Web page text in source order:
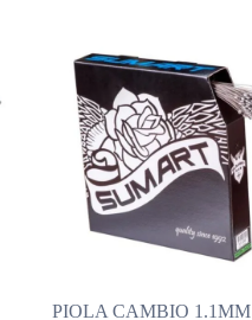
PIOLA CAMBIO 1.1MM